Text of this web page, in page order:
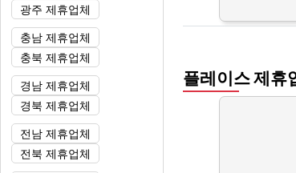
플레이스 제휴
광주 제휴업체
충남 제휴업체
충북 제휴업체
경남 제휴업체
경북 제휴업체
전남 제휴업체
전북 제휴업체